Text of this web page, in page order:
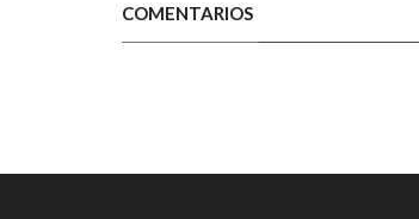
COMENTARIOS